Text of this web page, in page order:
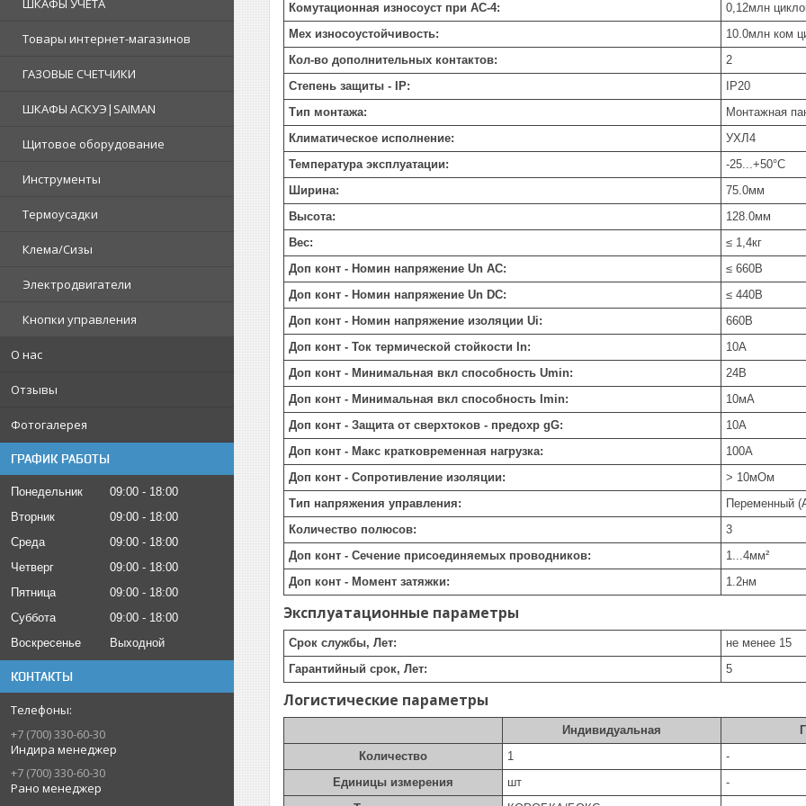
ШКАФЫ УЧЕТА
Товары интернет-магазинов
ГАЗОВЫЕ СЧЕТЧИКИ
ШКАФЫ АСКУЭ|SAIMAN
Щитовое оборудование
Инструменты
Термоусадки
Клема/Сизы
Электродвигатели
Кнопки управления
О нас
Отзывы
Фотогалерея
ГРАФИК РАБОТЫ
Понедельник 09:00
18:00
Вторник
09:00
18:00
Среда
09:00
18:00
Четверг
09:00
18:00
Пятница
09:00
18:00
Суббота
09:00
18:00
Воскресенье
Выходной
КОНТАКТЫ
+7 (700) 330-60-30
Индира менеджер
+7 (700) 330-60-30
Рано менеджер
Комутационная износоуст при АС-4:
0,12млн
Мех износоустойчивость:
10.0млн ком
Кол-во дополнительных контактов:
2
Степень защиты - IP:
IP20
Тип монтажа:
Монтажная
Климатическое исполнение:
УХЛ4
Температура эксплуатации:
-25...+50°C
Ширина:
75.0мм
Высота:
128.0мм
Вес:
≤ 1,4кг
Доп конт - Номин напряжение Un AC:
≤ 660В
Доп конт - Номин напряжение Un DC:
≤ 440В
Доп конт - Номин напряжение изоляции Ui:
660В
Доп конт - Ток термической стойкости In:
10А
Доп конт - Минимальная вкл способность Umin:
24В
Доп конт - Минимальная вкл способность Imin:
10мА
Доп конт - Защита от сверхтоков - предохр gG:
10А
Доп конт - Макс кратковременная нагрузка:
100А
Доп конт - Сопротивление изоляции:
> 10мОм
Тип напряжения управления:
Переменный
Количество полюсов:
3
Доп конт - Сечение присоединяемых проводников:
1...4мм²
Доп конт - Момент затяжки:
1.2нм
Эксплуатационные параметры
Срок службы, Лет:
не менее 15
Гарантийный срок, Лет:
5
Логистические параметры
Индивидуальная
Количество
1 -
Единицы измерения
шт -